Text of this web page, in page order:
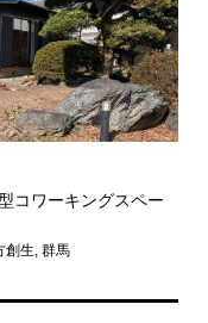
コワーキングスペー
創生, 群馬